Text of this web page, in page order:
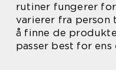
rutiner fungerer
varierer fra person
å finne de
passer best for ens